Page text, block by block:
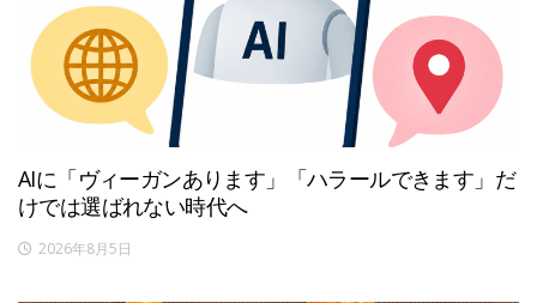
AIに「ヴィーガンあります」「ハラールできます」だ
けでは選ばれない時代へ
2026年8月5日